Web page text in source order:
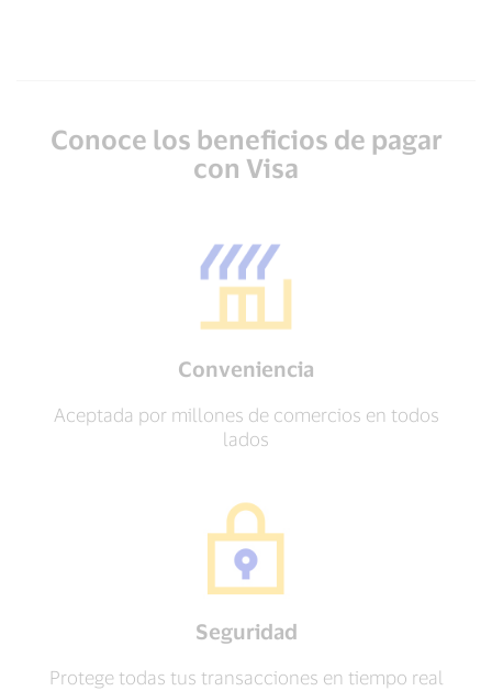
Conoce los beneficios de pagar
con Visa
Conveniencia
Aceptada por millones de comercios en todos
lados
Seguridad
Protege todas tus transacciones en tiempo real